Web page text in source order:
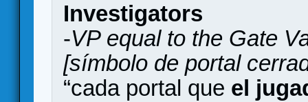
Investigators
-VP equal to the Gate
[símbolo de portal
“cada portal que el